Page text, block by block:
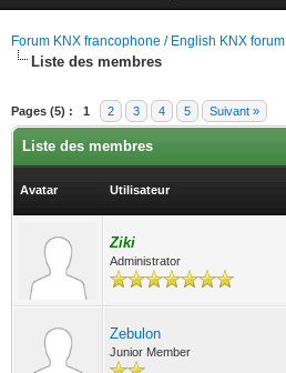
Forum KNX francophone / English KNX forum
Liste des membres
Pages (5) : 1 2 3 4 5 Suivant »
Liste des membres
Avatar Utilisateur
Ziki
Administrator
Zebulon
Junior Member